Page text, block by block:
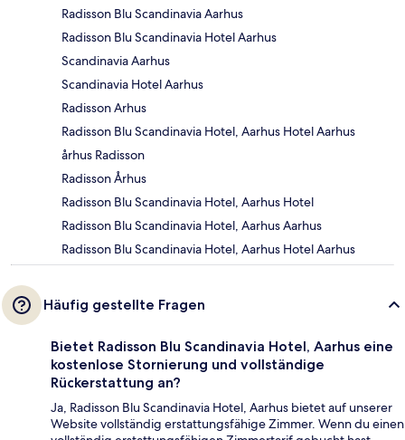
Radisson Blu Scandinavia Aarhus
Radisson Blu Scandinavia Hotel Aarhus
Scandinavia Aarhus
Scandinavia Hotel Aarhus
Radisson Arhus
Radisson Blu Scandinavia Hotel, Aarhus Hotel Aarhus
århus Radisson
Radisson Århus
Radisson Blu Scandinavia Hotel, Aarhus Hotel
Radisson Blu Scandinavia Hotel, Aarhus Aarhus
Radisson Blu Scandinavia Hotel, Aarhus Hotel Aarhus
Häufig gestellte Fragen
Bietet Radisson Blu Scandinavia Hotel, Aarhus eine
kostenlose Stornierung und vollständige
Rückerstattung an?
Ja, Radisson Blu Scandinavia Hotel, Aarhus bietet auf unserer
Website vollständig erstattungsfähige Zimmer. Wenn du einen